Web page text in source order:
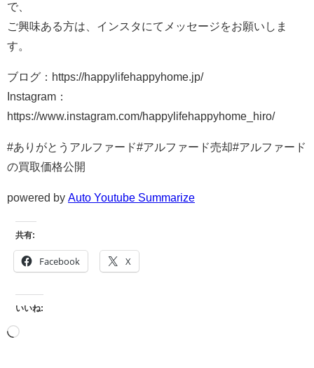
で、
ご興味ある方は、インスタにてメッセージをお願いしま
す。
ブログ：https://happylifehappyhome.jp/
Instagram：
https://www.instagram.com/happylifehappyhome_hiro/
#ありがとうアルファード#アルファード売却#アルファード
の買取価格公開
powered by Auto Youtube Summarize
共有:
Facebook X
いいね: